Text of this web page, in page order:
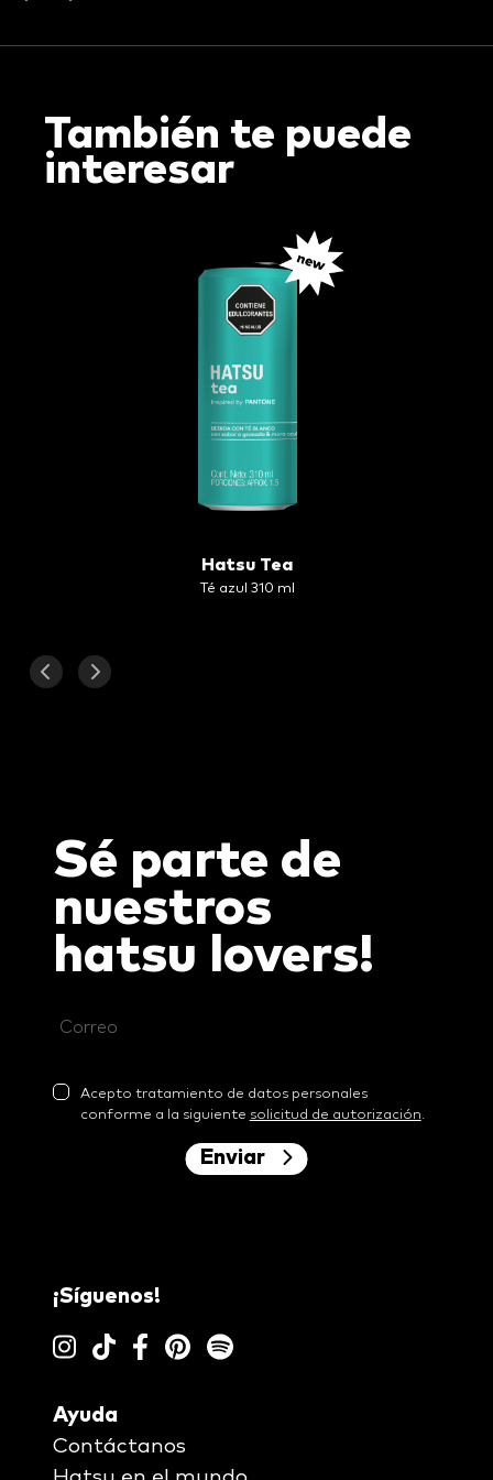
También te puede
interesar
Hatsu Tea
Té azul 310 ml
Sé parte de
nuestros
hatsu lovers!
Acepto tratamiento de datos personales
conforme a la siguiente solicitud de autorización.
Enviar
Ayuda
Contáctanos
¡Síguenos!